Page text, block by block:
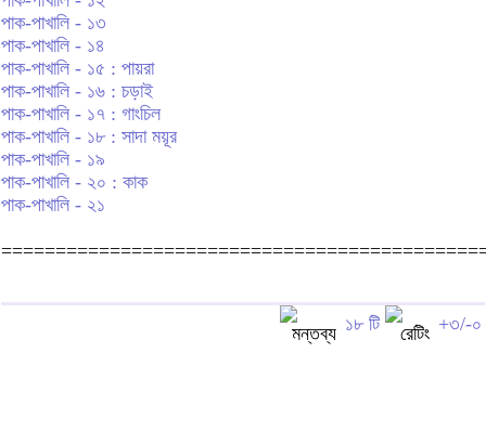
পাক-পাখালি - ১৩
পাক-পাখালি - ১৪
পাক-পাখালি - ১৫ : পায়রা
পাক-পাখালি - ১৬ : চড়াই
পাক-পাখালি - ১৭ : গাংচিল
পাক-পাখালি - ১৮ : সাদা ময়ূর
পাক-পাখালি - ১৯
পাক-পাখালি - ২০ : কাক
পাক-পাখালি - ২১
১৮ টি +৩/-০